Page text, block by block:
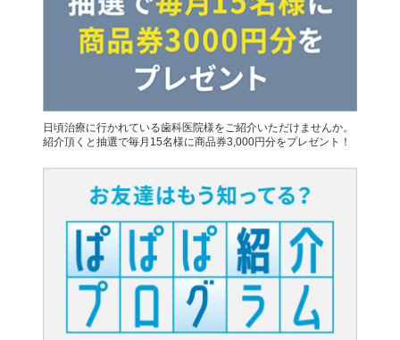
日頃治療に行かれている歯科医院様をご紹介いただけませんか。
紹介頂くと抽選で毎月15名様に商品券3,000円分をプレゼント！